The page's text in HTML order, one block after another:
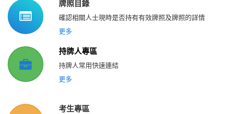
牌照目錄
確認相關人士現時是否持有有效牌照及牌照的詳情
更多
持牌人專區
持牌人常用快速連結
更多
考生專區